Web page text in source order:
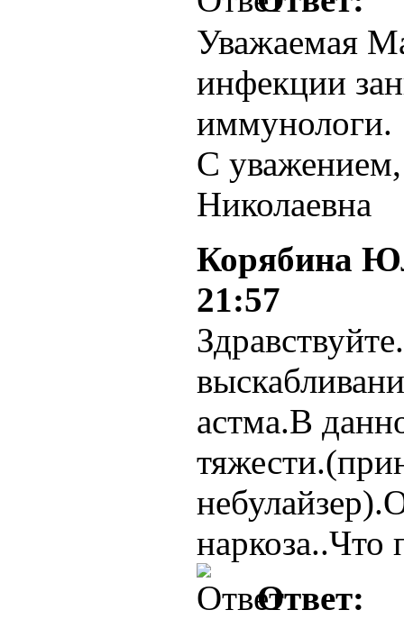
Уважаемая
инфекции
иммунологи.
С
Николаевна
Корябина
21:57
астма.В
наркоза..Что
Ответ: